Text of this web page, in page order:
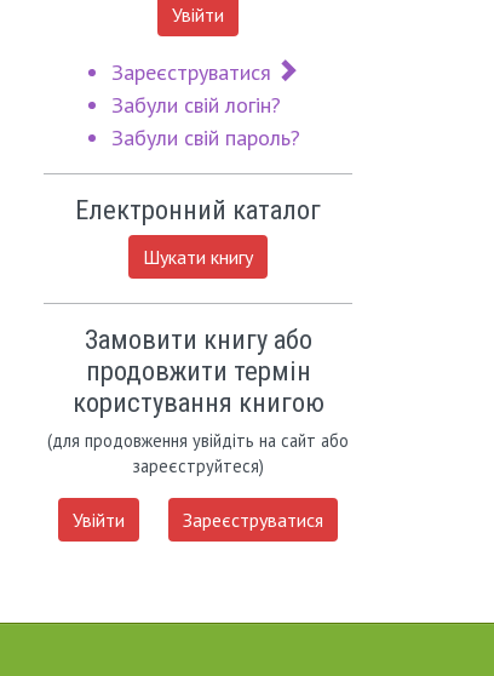
Увійти
Зареєструватися
Забули свій логін?
Забули свій пароль?
Електронний каталог
Шукати книгу
Замовити книгу або
продовжити термін
користування книгою
(для продовження увійдіть на сайт або
зареєструйтеся)
Увійти Зареєструватися